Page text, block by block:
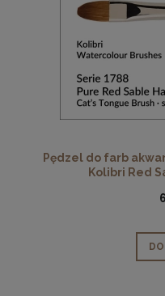
Pędzel do farb
Kolibri Red